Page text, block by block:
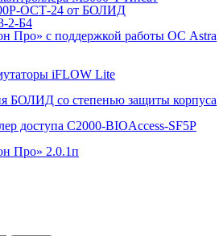
ОСТ-24 от БОЛИД
2-Б4
Про» с поддержкой работы ОС Astra
iFLOW Lite
БОЛИД со степенью защиты корпуса
доступа С2000-BIOAccess-SF5P
Про» 2.0.1п